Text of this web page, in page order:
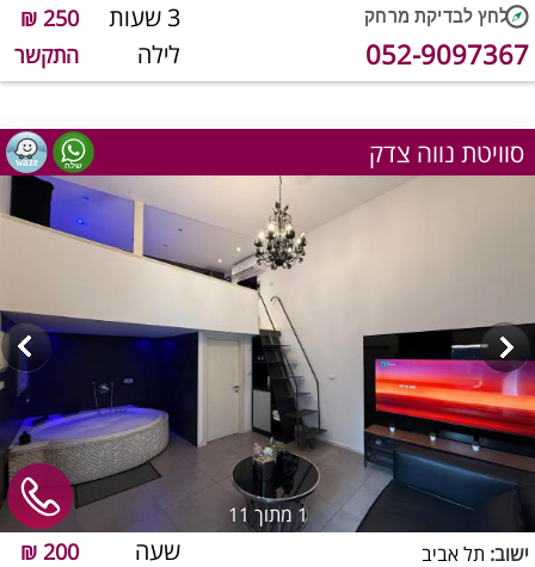
3 שעות 250 ₪
לילה התקשר 052-9097367
סוויטת נווה צדק
1מתוך 11
שעה 200 ₪ ישוב: תל אביב